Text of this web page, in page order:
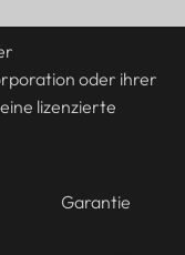
oder ihrer
lizenzierte
Garantie